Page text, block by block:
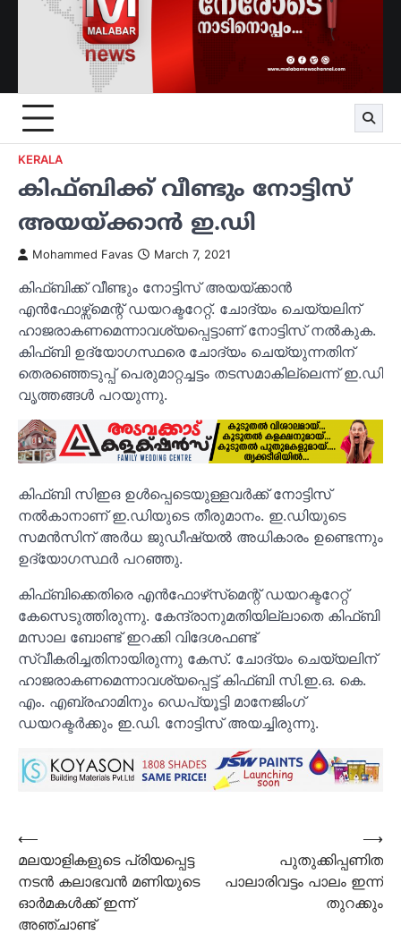
KERALA
കിഫ്ബിക്ക് വീണ്ടും നോട്ടിസ്
അയയ്ക്കാൻ ഇ.ഡ‍ി
Mohammed Favas March 7, 2021
കിഫ്ബിക്ക് വീണ്ടും നോട്ടിസ് അയയ്ക്കാൻ
എൻഫോഴ്സ്മെന്റ് ഡയറക്ടറേറ്റ്. ചോദ്യം ചെയ്യലിന്
ഹാജരാകണമെന്നാവശ്യപ്പെട്ടാണ് നോട്ടിസ് നൽകുക.
കിഫ്ബി ഉദ്യോ​ഗസ്ഥരെ ചോദ്യം ചെയ്യുന്നതിന്
തെരഞ്ഞെടുപ്പ് പെരുമാറ്റച്ചട്ടം തടസമാകില്ലെന്ന് ഇ.ഡി
വൃത്തങ്ങൾ പറയുന്നു.
കിഫ്ബി സിഇഒ ഉൾപ്പെടെയുള്ളവർക്ക് നോട്ടിസ്
നൽകാനാണ് ഇ.ഡിയുടെ തീരുമാനം. ഇ.ഡിയുടെ
സമൻസിന് അർധ ജുഡീഷ്യൽ അധികാരം ഉണ്ടെന്നും
ഉദ്യോ​ഗസ്ഥർ പറഞ്ഞു.
കിഫ്ബിക്കെതിരെ എൻഫോഴ്‌സ്‌മെന്റ് ഡയറക്ടറേറ്റ്
കേസെടുത്തിരുന്നു. കേന്ദ്രാനുമതിയില്ലാതെ കിഫ്ബി
മസാല ബോണ്ട് ഇറക്കി വിദേശഫണ്ട്
സ്വീകരിച്ചതിനായിരുന്നു കേസ്. ചോദ്യം ചെയ്യലിന്
ഹാജരാകണമെന്നാവശ്യപ്പെട്ട് കിഫ്ബി സി.ഇ.ഒ. കെ.
എം. എബ്രഹാമിനും ഡെപ്യൂട്ടി മാനേജിംഗ്
ഡയറക്ടർക്കും ഇ.ഡി. നോട്ടിസ് അയച്ചിരുന്നു.
Post
navigation
⟵
മലയാളികളുടെ പ്രിയപ്പെട്ട
നടന്‍ കലാഭവന്‍ മണിയുടെ
ഓര്‍മകള്‍ക്ക് ഇന്ന്
അഞ്ചാണ്ട്
പുതുക്കിപ്പണിത
പാലാരിവട്ടം പാലം ഇന്ന്
തുറക്കും
⟶